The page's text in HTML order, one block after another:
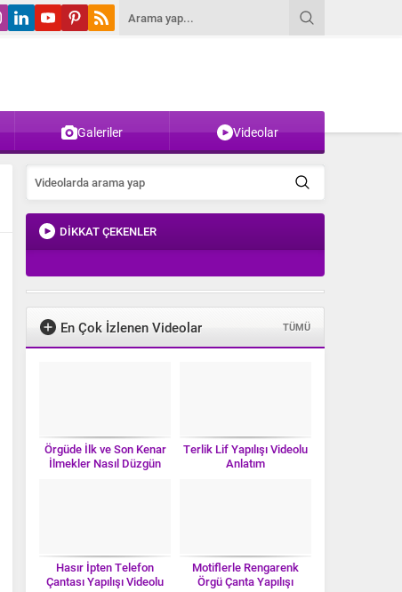
Galeriler Videolar
DİKKAT ÇEKENLER
En Çok İzlenen Videolar TÜMÜ
Örgüde İlk ve Son Kenar
İlmekler Nasıl Düzgün
Terlik Lif Yapılışı Videolu
Anlatım
Hasır İpten Telefon
Çantası Yapılışı Videolu
Motiflerle Rengarenk
Örgü Çanta Yapılışı